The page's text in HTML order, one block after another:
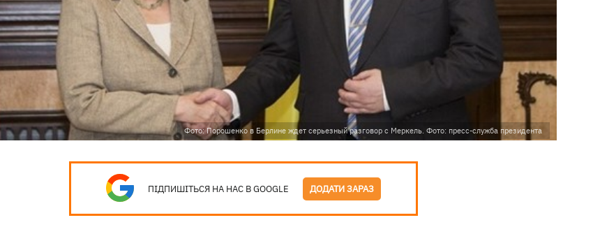
Фото: Порошенко в Берлине ждет серьезный разговор с Меркель. Фото: пресс-служба президента
ПІДПИШІТЬСЯ НА НАС В GOOGLE ДОДАТИ ЗАРАЗ